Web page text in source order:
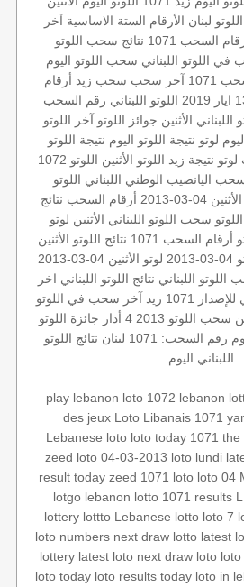
اللوتو لبنان الأرقام الستة الاساسية آخر
السحب 1071
نتائج سحب اللوتو
اللوتو اللبناني سحب اللوتو اليوم
1071 آخر سحب سحب زيد أرقام
اللوتو اللبناني رقم السحب
اللبناني الأثنين جوائز اللوتو آخر اللوتو
لوتو نتيجة اللوتو اليوم نتيجة اللوتو
نتيجة زيد اللوتو الأثنين اللوتو 1072
اليانصيب الوطني اللبناني اللوتو
الأثنين 04-03-2013 أرقام السحب نتائج
سحب اللوتو اللبناني الأثنين لوتو
أرقام السحب 1071
نتائج اللوتو الأثنين
لوتو الأثنين 04-03-2013
اللوتو اللبناني نتائج اللوتو اللبناني اخر
1071 زيد آخر سحب في اللوتو
سحب اللوتو 2013 4 أذار
جائزة اللوتو
رقم السحب: 1071 لبنان نتائج اللوتو
اللبناني اليوم
play lebanon loto 1072 lebanon
des jeux Loto Libanais 1071
Lebanese loto loto today 1071 the
zeed loto 04-03-2013 loto lundi
result today zeed 1071 loto loto 04
lotgo lebanon lotto 1071 results
lottery lottto Lebanese lotto loto 7
loto numbers next draw lotto latest
lottery latest loto next draw loto
loto today loto results today loto in